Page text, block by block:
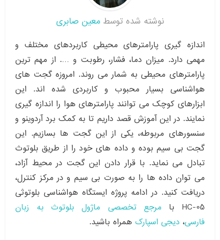
نوشته شده توسط معین صابری
اندازه گیری پارامترهای محیطی کاربردهای مختلف و
مهمی دارد. میزان دما، فشار، رطوبت و …. از مهم ترین
پارامترهای محیطی به شمار می روند. امروزه گجت های
هواشناسی بسیار محبوب و کاربردی شده اند. این
ابزارهای کوچک می توانند پارامترهای هوا را اندازه گیری
نمایند. در این آموزش قصد داریم تا به کمک برد آردوینو و
سنسورهای مربوطه، یکی از این گجت ها بسازیم. این
گجت بی سیم بوده و داده های خود را از طریق بلوتوث
تبادل می نماید. با قرار دادن این گجت در محیط آزاد،
می توان داده ها را به صورت بی سیم و در مرکز کنترل،
دریافت کنید. در ادامه پروژه ایستگاه هواشناسی بلوتوثی
HC-05 با
مرجع تخصصی ماژول بلوتوث به زبان
فارسی، دیجی اسپارک همراه باشید.